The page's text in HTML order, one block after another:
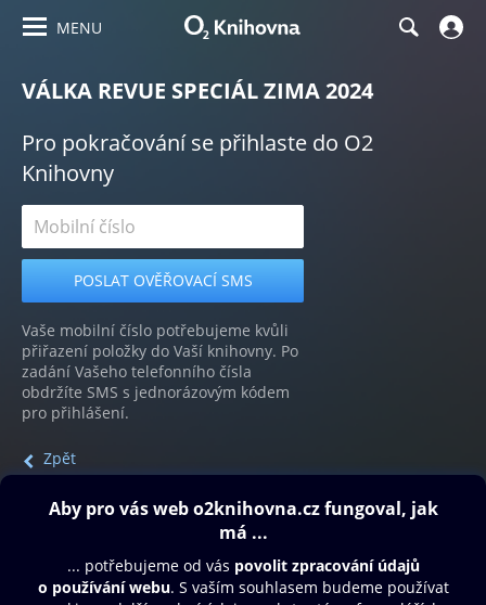
MENU
VÁLKA REVUE SPECIÁL ZIMA 2024
Pro pokračování se přihlaste do O2
Knihovny
Vaše mobilní číslo potřebujeme kvůli
přiřazení položky do Vaší knihovny. Po
zadání Vašeho telefonního čísla
obdržíte SMS s jednorázovým kódem
pro přihlášení.
Zpět
Obsah ke stažení